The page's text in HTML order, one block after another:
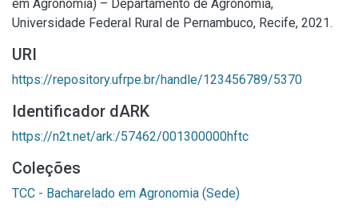
em Agronomia) – Departamento de Agronomia,
Universidade Federal Rural de Pernambuco, Recife, 2021.
URI
https://repository.ufrpe.br/handle/123456789/5370
Identificador dARK
https://n2t.net/ark:/57462/001300000hftc
Coleções
TCC - Bacharelado em Agronomia (Sede)